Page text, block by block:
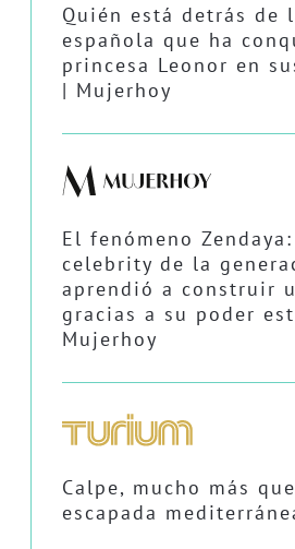
Quién está detrás de
española que ha
princesa Leonor en
| Mujerhoy
El fenómeno
celebrity de la
aprendió a construir
gracias a su poder
Mujerhoy
Calpe, mucho más
escapada